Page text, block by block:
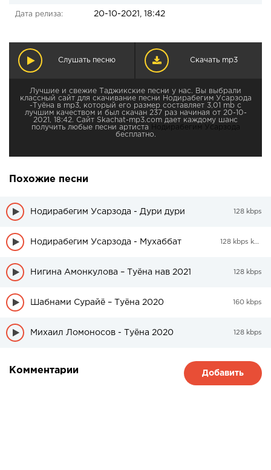
Дата релиза: 20-10-2021, 18:42
Слушать песню Скачать mp3
Лучшие и свежие Таджикские песни у нас. Вы выбрали
классный сайт для скачивание песни Нодирабегим Усарзода
-Туёна в mp3, который его размер составляет 3,01 mb с
лучшим качеством и был скачан 237 раз начиная от 20-10-
2021, 18:42. Сайт Skachat-mp3.com дает каждому шанс
получить любые песни артиста
Нодирабегим Усарзода
бесплатно.
Похожие песни
Нодирабегим Усарзода - Дури дури 128 kbps
Нодирабегим Усарзода - Мухаббат 128 kbps kbps
Нигина Амонкулова – Туёна нав 2021 128 kbps
Шабнами Сурайё – Туёна 2020 160 kbps
Михаил Ломоносов - Туёна 2020 128 kbps
Комментарии Добавить